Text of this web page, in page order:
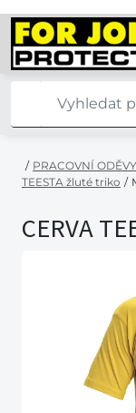
/ PRACOVNÍ ODĚVY
TEESTA žluté triko /
CERVA